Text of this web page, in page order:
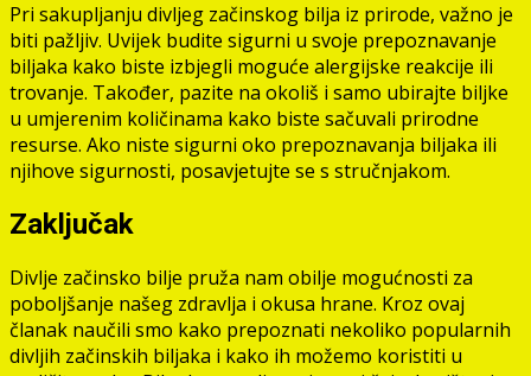
Pri sakupljanju divljeg začinskog bilja iz prirode, važno je
biti pažljiv. Uvijek budite sigurni u svoje prepoznavanje
biljaka kako biste izbjegli moguće alergijske reakcije ili
trovanje. Također, pazite na okoliš i samo ubirajte biljke
u umjerenim količinama kako biste sačuvali prirodne
resurse. Ako niste sigurni oko prepoznavanja biljaka ili
njihove sigurnosti, posavjetujte se s stručnjakom.
Zaključak
Divlje začinsko bilje pruža nam obilje mogućnosti za
poboljšanje našeg zdravlja i okusa hrane. Kroz ovaj
članak naučili smo kako prepoznati nekoliko popularnih
divljih začinskih biljaka i kako ih možemo koristiti u